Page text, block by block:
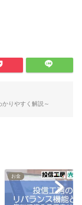
りやすく解説～
お金